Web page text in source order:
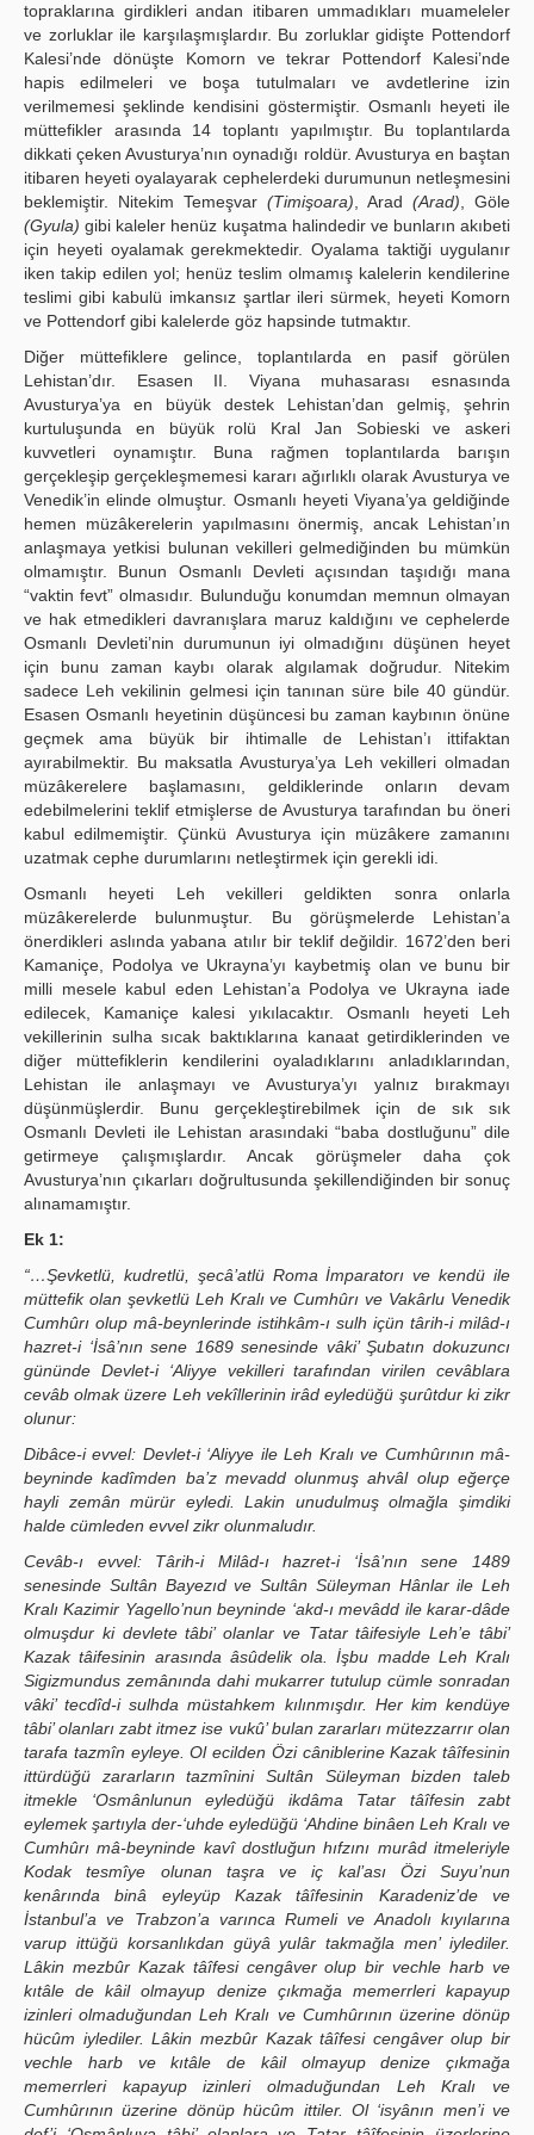
topraklarına girdikleri andan itibaren ummadıkları muameleler
ve zorluklar ile karşılaşmışlardır. Bu zorluklar gidişte Pottendorf
Kalesi’nde dönüşte Komorn ve tekrar Pottendorf Kalesi’nde
hapis edilmeleri ve boşa tutulmaları ve avdetlerine izin
verilmemesi şeklinde kendisini göstermiştir. Osmanlı heyeti ile
müttefikler arasında 14 toplantı yapılmıştır. Bu toplantılarda
dikkati çeken Avusturya’nın oynadığı roldür. Avusturya en baştan
itibaren heyeti oyalayarak cephelerdeki durumunun netleşmesini
beklemiştir. Nitekim Temeşvar (Timişoara) , Arad (Arad) , Göle
(Gyula) gibi kaleler henüz kuşatma halindedir ve bunların akıbeti
için heyeti oyalamak gerekmektedir. Oyalama taktiği uygulanır
iken takip edilen yol; henüz teslim olmamış kalelerin kendilerine
teslimi gibi kabulü imkansız şartlar ileri sürmek, heyeti Komorn
ve Pottendorf gibi kalelerde göz hapsinde tutmaktır.
Diğer müttefiklere gelince, toplantılarda en pasif görülen
Lehistan’dır. Esasen II. Viyana muhasarası esnasında
Avusturya’ya en büyük destek Lehistan’dan gelmiş, şehrin
kurtuluşunda en büyük rolü Kral Jan Sobieski ve askeri
kuvvetleri oynamıştır. Buna rağmen toplantılarda barışın
gerçekleşip gerçekleşmemesi kararı ağırlıklı olarak Avusturya ve
Venedik’in elinde olmuştur. Osmanlı heyeti Viyana’ya geldiğinde
hemen müzâkerelerin yapılmasını önermiş, ancak Lehistan’ın
anlaşmaya yetkisi bulunan vekilleri gelmediğinden bu mümkün
olmamıştır. Bunun Osmanlı Devleti açısından taşıdığı mana
“vaktin fevt” olmasıdır. Bulunduğu konumdan memnun olmayan
ve hak etmedikleri davranışlara maruz kaldığını ve cephelerde
Osmanlı Devleti’nin durumunun iyi olmadığını düşünen heyet
için bunu zaman kaybı olarak algılamak doğrudur. Nitekim
sadece Leh vekilinin gelmesi için tanınan süre bile 40 gündür.
Esasen Osmanlı heyetinin düşüncesi bu zaman kaybının önüne
geçmek ama büyük bir ihtimalle de Lehistan’ı ittifaktan
ayırabilmektir. Bu maksatla Avusturya’ya Leh vekilleri olmadan
müzâkerelere başlamasını, geldiklerinde onların devam
edebilmelerini teklif etmişlerse de Avusturya tarafından bu öneri
kabul edilmemiştir. Çünkü Avusturya için müzâkere zamanını
uzatmak cephe durumlarını netleştirmek için gerekli idi.
Osmanlı heyeti Leh vekilleri geldikten sonra onlarla
müzâkerelerde bulunmuştur. Bu görüşmelerde Lehistan’a
önerdikleri aslında yabana atılır bir teklif değildir. 1672’den beri
Kamaniçe, Podolya ve Ukrayna’yı kaybetmiş olan ve bunu bir
milli mesele kabul eden Lehistan’a Podolya ve Ukrayna iade
edilecek, Kamaniçe kalesi yıkılacaktır. Osmanlı heyeti Leh
vekillerinin sulha sıcak baktıklarına kanaat getirdiklerinden ve
diğer müttefiklerin kendilerini oyaladıklarını anladıklarından,
Lehistan ile anlaşmayı ve Avusturya’yı yalnız bırakmayı
düşünmüşlerdir. Bunu gerçekleştirebilmek için de sık sık
Osmanlı Devleti ile Lehistan arasındaki “baba dostluğunu” dile
getirmeye çalışmışlardır. Ancak görüşmeler daha çok
Avusturya’nın çıkarları doğrultusunda şekillendiğinden bir sonuç
alınamamıştır.
Ek 1:
“…Şevketlü, kudretlü, şecâ’atlü Roma İmparatorı ve kendü ile
müttefik olan şevketlü Leh Kralı ve Cumhûrı ve Vakârlu Venedik
Cumhûrı olup mâ-beynlerinde istihkâm-ı sulh içün târih-i milâd-ı
hazret-i ‘İsâ’nın sene 1689 senesinde vâki’ Şubatın dokuzuncı
gününde Devlet-i ‘Aliyye vekilleri tarafından virilen cevâblara
cevâb olmak üzere Leh vekîllerinin irâd eyledüğü şurûtdur ki zikr
olunur:
Dibâce-i evvel: Devlet-i ‘Aliyye ile Leh Kralı ve Cumhûrının mâ-
beyninde kadîmden ba’z mevadd olunmuş ahvâl olup eğerçe
hayli zemân mürür eyledi. Lakin unudulmuş olmağla şimdiki
halde cümleden evvel zikr olunmaludır.
Cevâb-ı evvel: Târih-i Milâd-ı hazret-i ‘İsâ’nın sene 1489
senesinde Sultân Bayezıd ve Sultân Süleyman Hânlar ile Leh
Kralı Kazimir Yagello’nun beyninde ‘akd-ı mevâdd ile karar-dâde
olmuşdur ki devlete tâbi’ olanlar ve Tatar tâifesiyle Leh’e tâbi’
Kazak tâifesinin arasında âsûdelik ola. İşbu madde Leh Kralı
Sigizmundus zemânında dahi mukarrer tutulup cümle sonradan
vâki’ tecdîd-i sulhda müstahkem kılınmışdır. Her kim kendüye
tâbi’ olanları zabt itmez ise vukû’ bulan zararları mütezzarrır olan
tarafa tazmîn eyleye. Ol ecilden Özi câniblerine Kazak tâîfesinin
ittürdüğü zararların tazmînini Sultân Süleyman bizden taleb
itmekle ‘Osmânlunun eyledüğü ikdâma Tatar tâîfesin zabt
eylemek şartıyla der-‘uhde eyledüğü ‘Ahdine binâen Leh Kralı ve
Cumhûrı mâ-beyninde kavî dostluğun hıfzını murâd itmeleriyle
Kodak tesmîye olunan taşra ve iç kal’ası Özi Suyu’nun
kenârında binâ eyleyüp Kazak tâîfesinin Karadeniz’de ve
İstanbul’a ve Trabzon’a varınca Rumeli ve Anadolı kıyılarına
varup ittüğü korsanlıkdan güyâ yulâr takmağla men’ iylediler.
Lâkin mezbûr Kazak tâîfesi cengâver olup bir vechle harb ve
kıtâle de kâil olmayup denize çıkmağa memerrleri kapayup
izinleri olmaduğundan Leh Kralı ve Cumhûrının üzerine dönüp
hücûm iylediler. Lâkin mezbûr Kazak tâîfesi cengâver olup bir
vechle harb ve kıtâle de kâil olmayup denize çıkmağa
memerrleri kapayup izinleri olmaduğundan Leh Kralı ve
Cumhûrının üzerine dönüp hücûm ittiler. Ol ‘isyânın men’i ve